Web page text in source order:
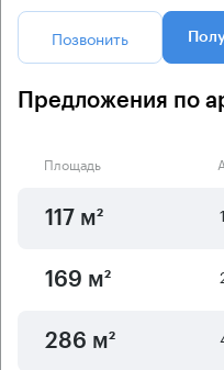
Позвонить
Предложения по
Площадь
117 м²
169 м²
286 м²